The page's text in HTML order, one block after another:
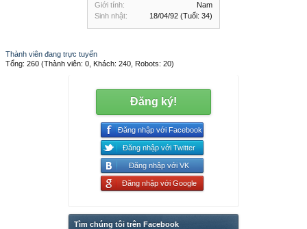
Giới tính:
Nam
Sinh nhật:
18/04/92 (Tuổi: 34)
Thành viên đang trực tuyến
Tổng: 260 (Thành viên: 0, Khách: 240, Robots: 20)
Đăng ký!
Đăng nhập với Facebook
Đăng nhập với Twitter
Đăng nhập với VK
Đăng nhập với Google
Tìm chúng tôi trên Facebook